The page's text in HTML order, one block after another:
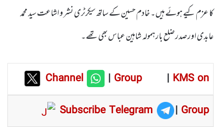
کا عزم کیے ہوئے ہیں۔ خادم حسین کے ساتھ سیکرٹری نشر و اشاعت سید محمد
عابدی اور صدر ضلع بارہمولہ شاہین عباس بھی تھے۔
Channel |Group | KMS on
Subscribe Telegram
| Group